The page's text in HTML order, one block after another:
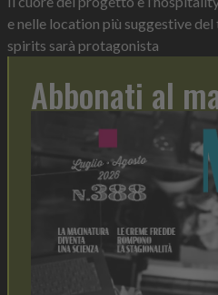
e nelle location più suggestive
spirits sarà protagonista
Abbonati al